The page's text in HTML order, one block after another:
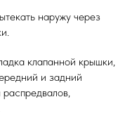
наружу через
клапанной крышки,
и задний
распредвалов,